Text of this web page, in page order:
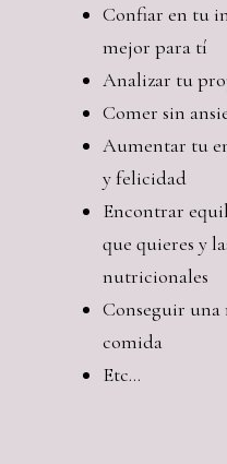
Confiar en tu
mejor para tí
Analizar tu
Comer sin
Aumentar tu
y felicidad
Encontrar
que quieres y
nutricionales
Conseguir una
comida
Etc…